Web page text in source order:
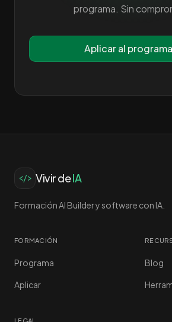
programa. Sin
Aplicar al programa
</> Vivir deIA
Formación AI Builder y software con IA.
FORMACIÓN
Programa
Aplicar
Blog
LEGAL